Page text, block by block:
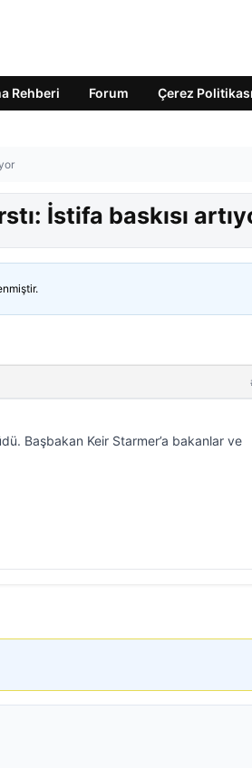
Rehberi Forum Çerez Politikası
İstifa baskısı
Başbakan Keir Starmer’a bakanlar ve